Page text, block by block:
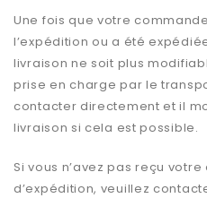
Une fois que votre
l’expédition ou a été
livraison ne soit plus
prise en charge par le
contacter directement et il
livraison si cela est possible.
Si vous n’avez pas reçu
d’expédition, veuillez